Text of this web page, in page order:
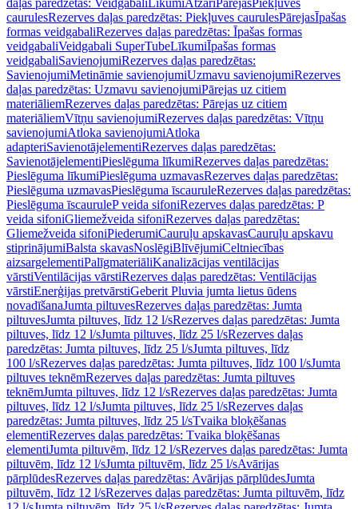
daļas paredzētas: Veidgabali LīkumiAtzari PārejasPiekļuves
caurulesRezerves daļas paredzētas: Piekļuves caurulesPārejasĪpašas
formas veidgabaliRezerves daļas paredzētas: Īpašas formas
veidgabaliVeidgabali SuperTubeLīkumiĪpašas formas
veidgabaliSavienojumiRezerves daļas paredzētas:
SavienojumiMetināmie savienojumiUzmavu savienojumiRezerves
daļas paredzētas: Uzmavu savienojumiPārejas uz citiem
materiāliemRezerves daļas paredzētas: Pārejas uz citiem
materiāliemVītņu savienojumiRezerves daļas paredzētas: Vītņu
savienojumiAtloka savienojumiAtloka
adapteriSavienotājelementiRezerves daļas paredzētas:
SavienotājelementiPieslēguma līkumiRezerves daļas paredzētas:
Pieslēguma līkumiPieslēguma uzmavasRezerves daļas paredzētas:
Pieslēguma uzmavasPieslēguma īscauruleRezerves daļas paredzētas:
Pieslēguma īscauruleP veida sifoniRezerves daļas paredzētas: P
veida sifoniGliemežveida sifoniRezerves daļas paredzētas:
Gliemežveida sifoniPiederumiCauruļu apskavasCauruļu apskavu
stiprinājumiBalsta skavasNoslēgiBlīvējumiCeltniecības
aizsargelementiPalīgmateriāliKanalizācijas ventilācijas
vārstiVentilācijas vārstiRezerves daļas paredzētas: Ventilācijas
vārstiEnerģijas pretvārstiGeberit Pluvia jumta lietus ūdens
novadīšanaJumta piltuvesRezerves daļas paredzētas: Jumta
piltuvesJumta piltuves, līdz 12 l/sRezerves daļas paredzētas: Jumta
piltuves, līdz 12 l/sJumta piltuves, līdz 25 l/sRezerves daļas
paredzētas: Jumta piltuves, līdz 25 l/sJumta piltuves, līdz
100 l/sRezerves daļas paredzētas: Jumta piltuves, līdz 100 l/sJumta
piltuves teknēmRezerves daļas paredzētas: Jumta piltuves
teknēmJumta piltuves, līdz 12 l/sRezerves daļas paredzētas: Jumta
piltuves, līdz 12 l/sJumta piltuves, līdz 25 l/sRezerves daļas
paredzētas: Jumta piltuves, līdz 25 l/sTvaika bloķēšanas
elementiRezerves daļas paredzētas: Tvaika bloķēšanas
elementiJumta piltuvēm, līdz 12 l/sRezerves daļas paredzētas: Jumta
piltuvēm, līdz 12 l/sJumta piltuvēm, līdz 25 l/sAvārijas
pārplūdesRezerves daļas paredzētas: Avārijas pārplūdesJumta
piltuvēm, līdz 12 l/sRezerves daļas paredzētas: Jumta piltuvēm, līdz